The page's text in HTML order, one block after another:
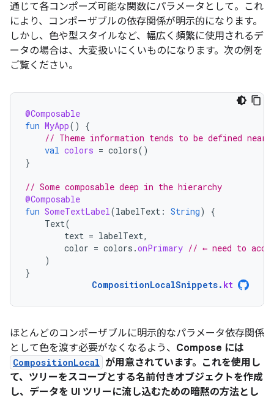
通じて各コンポーズ可能な関数にパラメータとして。これ
により、コンポーザブルの依存関係が明示的になります。
しかし、色や型スタイルなど、幅広く頻繁に使用されるデ
ータの場合は、大変扱いにくいものになります。次の例を
ご覧ください。
@Composable
fun MyApp()
{
// Theme information tends to be defined
val colors = colors()
}
// Some composable deep in the hierarchy
@Composable
fun SomeTextLabel(labelText : String)
{
Text(
text = labelText,
color = colors .onPrimary // ← need to
)
}
CompositionLocalSnippets. kt
ほとんどのコンポーザブルに明示的なパラメータ依存関係
として色を渡す必要がなくなるよう、 Compose には
CompositionLocal が用意されています。これを使用し
て、ツリーをスコープとする名前付きオブジェクトを作成
し、データを UI ツリーに流し込むための暗黙の方法とし